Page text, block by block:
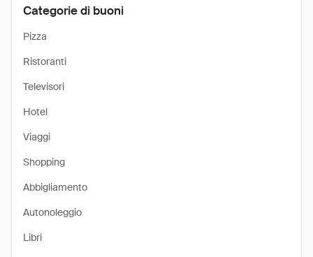
Categorie di buoni
Pizza
Ristoranti
Televisori
Hotel
Viaggi
Shopping
Abbigliamento
Autonoleggio
Libri